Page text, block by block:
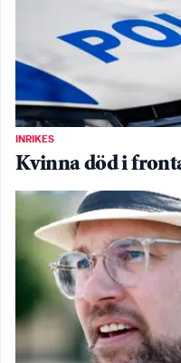
INRIKES
Kvinna död i